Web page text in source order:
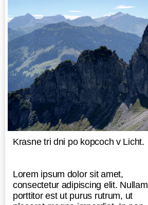
Krasne tri dni po kopcoch v Licht.
Lorem ipsum dolor sit amet,
consectetur adipiscing elit. Nullam
porttitor est ut purus rutrum, ut